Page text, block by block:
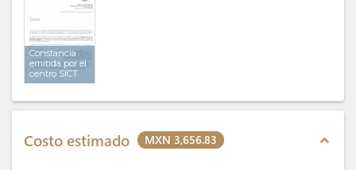
Constancia
emitida por el
centro SICT
Costo estimado MXN 3,656.83 expand_less